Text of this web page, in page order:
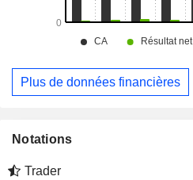
Plus de données financières
Notations
Trader